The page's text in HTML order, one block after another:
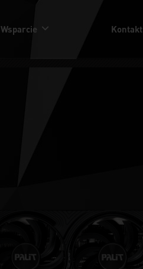
Wsparcie Kontakt